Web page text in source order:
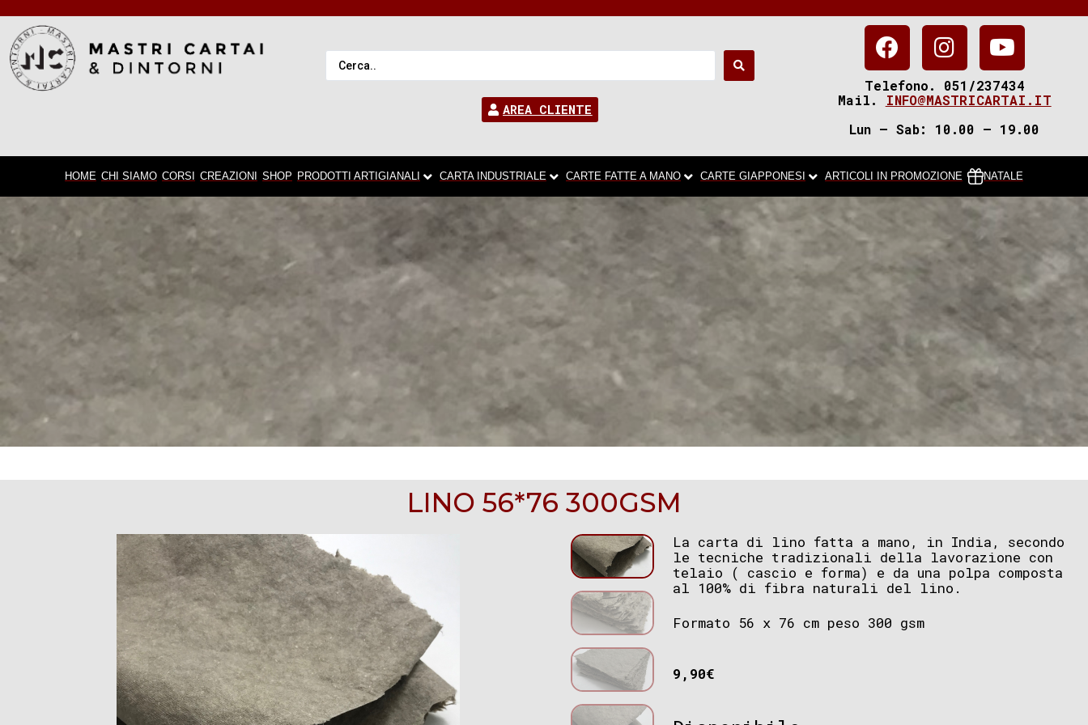
AREA CLIENTE
Telefono. 051/237434
Mail.
INFO@MASTRICARTAI.IT
Lun – Sab: 10.00 – 19.00
HOME CHI SIAMO CORSI CREAZIONI SHOP PRODOTTI ARTIGIANALI CARTA INDUSTRIALE CARTE FATTE A MANO CARTE GIAPPONESI ARTICOLI IN PROMOZIONE NATALE
LINO 56*76 300GSM
La carta di lino fatta a mano, in India, secondo
le tecniche tradizionali della lavorazione con
telaio ( cascio e forma) e da una polpa composta
al 100% di fibra naturali del lino.
Formato 56 x 76 cm peso 300 gsm
9,90€